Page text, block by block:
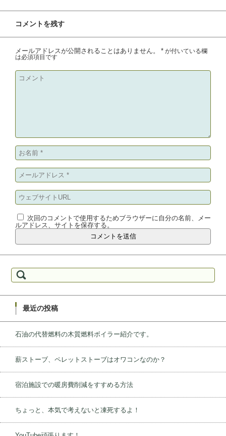
コメントを残す
メールアドレスが公開されることはありません。 * が付いている欄
は必須項目です
次回のコメントで使用するためブラウザーに自分の名前、メー
ルアドレス、サイトを保存する。
最近の投稿
石油の代替燃料の木質燃料ボイラー紹介です。
薪ストーブ、ペレットストーブはオワコンなのか？
宿泊施設での暖房費削減をすすめる方法
ちょっと、本気で考えないと凍死するよ！